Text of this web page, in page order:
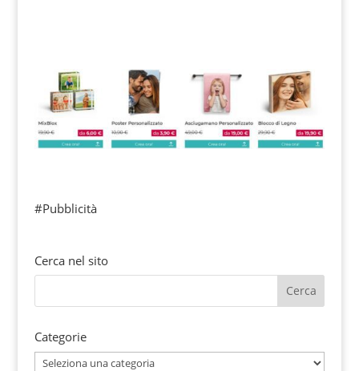
#Pubblicità
Cerca nel sito
Categorie
Categorie